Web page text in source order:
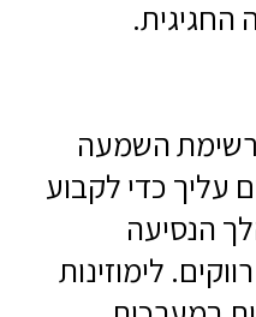
החגיגית.
רשימת השמעה
עליך כדי לקבוע
הנסיעה
לימוזינות